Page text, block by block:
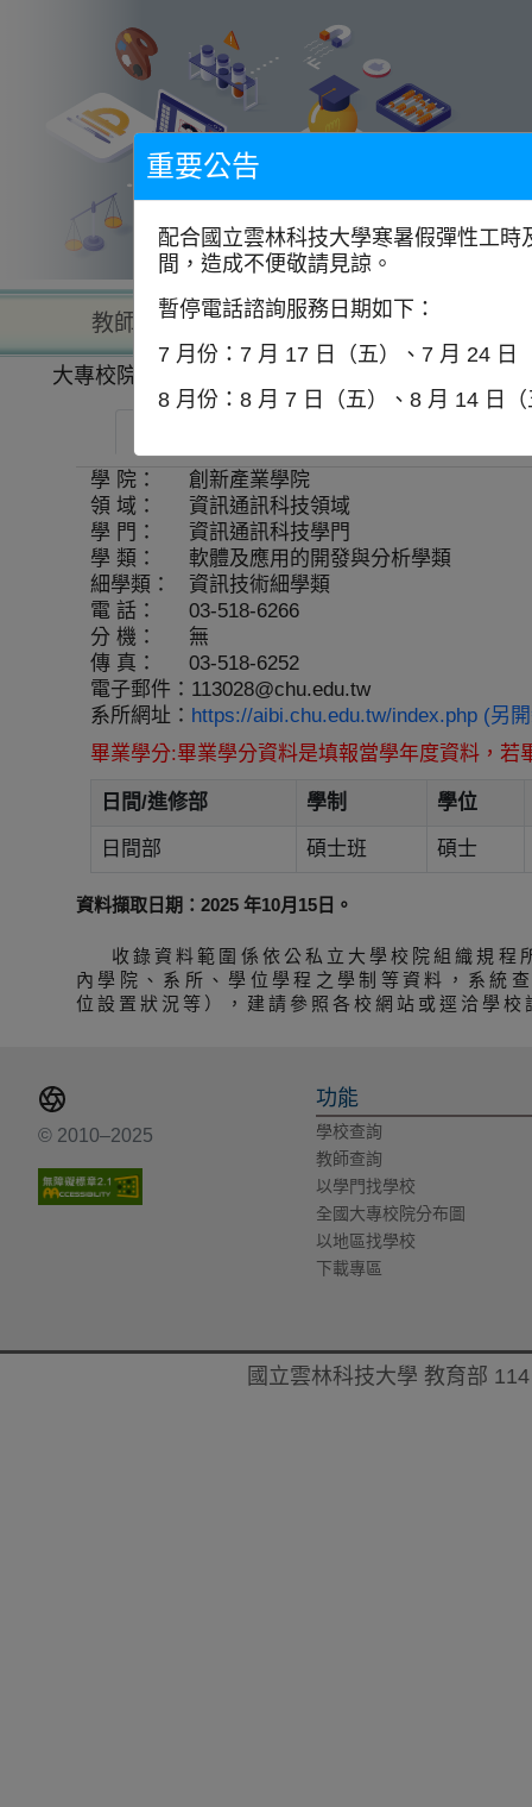
教師查詢 學校查詢
大專校院一覽表
學 院：
創新產業學院
領 域：
資訊通訊科技領域
學 門：
資訊通訊科技學門
學 類：
軟體及應用的開發與分析學類
細學類：
資訊技術細學類
電 話：
03-518-6266
分 機：
無
傳 真：
03-518-6252
電子郵件： 113028@chu.edu.tw
系所網址： https://aibi.chu.edu.tw/index.php (另
畢業學分:畢業學分資料是填報當學年度資料，
日間/進修部 學制 學位
日間部 碩士班 碩士
資料擷取日期：2025 年10月15日。
收錄資料範圍係依公私立大學校院組織規
內學院、系所、學位學程之學制等資料，系統
位設置狀況等），建請參照各校網站或逕洽學校
© 2010–2025
功能
學校查詢
教師查詢
以學門找學校
全國大專校院分布圖
以地區找學校
下載專區
國立雲林科技大學 教育部
重要公告
配合國立雲林科技大學寒暑假彈性工
間，造成不便敬請見諒。
暫停電話諮詢服務日期如下：
7 月份：7 月 17 日（五）、7 月 24 日
8 月份：8 月 7 日（五）、8 月 14 日（